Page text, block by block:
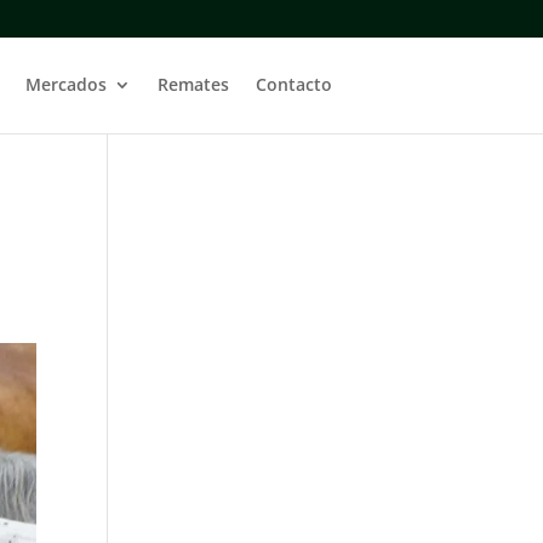
Mercados Remates Contacto